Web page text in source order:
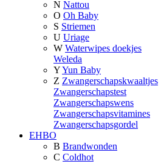
N Nattou
O Oh Baby
S Striemen
U Uriage
W Waterwipes doekjes
Weleda
YYun Baby
Z Zwangerschapskwaaltjes
Zwangerschapstest
Zwangerschapswens
Zwangerschapsvitamines
Zwangerschapsgordel
EHBO
B Brandwonden
C Coldhot